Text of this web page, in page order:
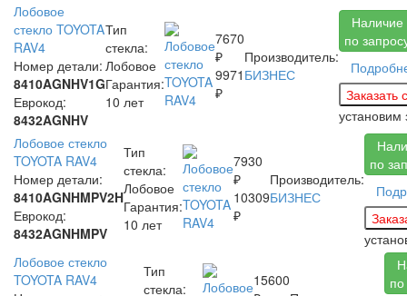
Лобовое
стекло TOYOTA
RAV4
Номер детали:
8410AGNHV1G
Еврокод:
8432AGNHV
Тип
стекла:
Лобовое
Гарантия:
10 лет
7670
₽
9971
₽
Производитель:
БИЗНЕС
Наличие
по
установим
Лобовое стекло
TOYOTA RAV4
Номер детали:
8410AGNHMPV2H
Еврокод:
8432AGNHMPV
Тип
стекла:
Лобовое
Гарантия:
10 лет
7930
₽
10309
₽
Производитель:
БИЗНЕС
по
Лобовое стекло
TOYOTA RAV4
Тип
стекла:
15600